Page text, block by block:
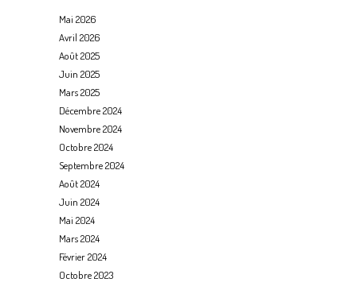
Mai 2026
Avril 2026
Août 2025
Juin 2025
Mars 2025
Décembre 2024
Novembre 2024
Octobre 2024
Septembre 2024
Août 2024
Juin 2024
Mai 2024
Mars 2024
Février 2024
Octobre 2023